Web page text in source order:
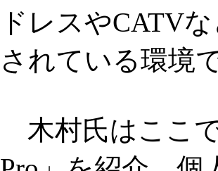
ドレスやCATV
されている環境
木村氏はここ